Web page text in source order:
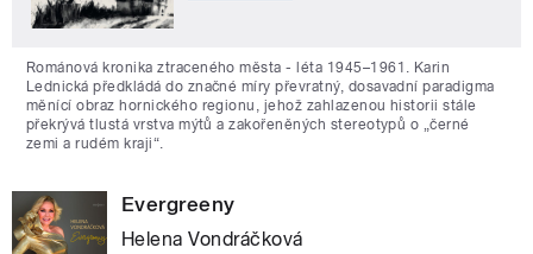
Románová kronika ztraceného města - léta 1945–1961. Karin
Lednická předkládá do značné míry převratný, dosavadní paradigma
měnící obraz hornického regionu, jehož zahlazenou historii stále
překrývá tlustá vrstva mýtů a zakořeněných stereotypů o „černé
zemi a rudém kraji“.
Evergreeny
Helena Vondráčková